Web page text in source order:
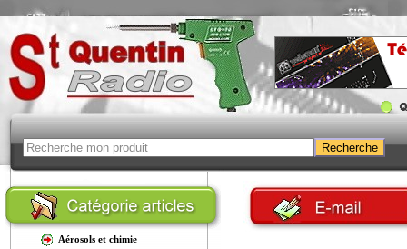
Aérosols et chimie